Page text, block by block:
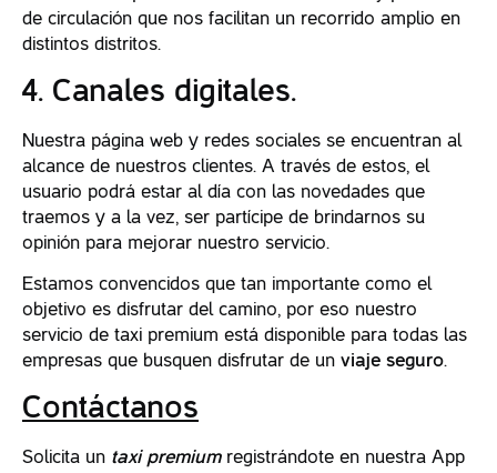
de circulación que nos facilitan un recorrido amplio en
distintos distritos.
4. Canales digitales.
Nuestra página web y redes sociales se encuentran al
alcance de nuestros clientes. A través de estos, el
usuario podrá estar al día con las novedades que
traemos y a la vez, ser partícipe de brindarnos su
opinión para mejorar nuestro servicio.
Estamos convencidos que tan importante como el
objetivo es disfrutar del camino, por eso nuestro
servicio de taxi premium está disponible para todas las
empresas que busquen disfrutar de un viaje seguro.
Contáctanos
Solicita un taxi premiumregistrándote en nuestra App